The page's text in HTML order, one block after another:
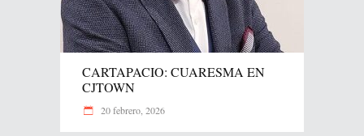
CARTAPACIO: CUARESMA EN
CJTOWN
20 febrero, 2026